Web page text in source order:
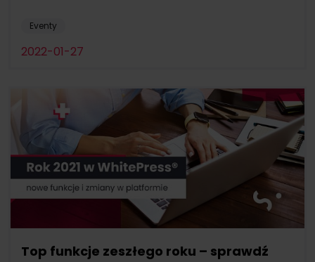
Eventy
2022-01-27
Top funkcje zeszłego roku – sprawdź